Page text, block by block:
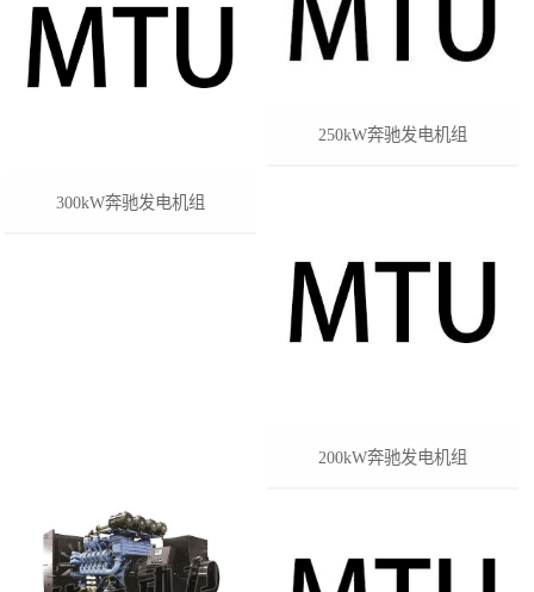
300kW奔驰发电机组
250kW奔驰发电机组
200kW奔驰发电机组